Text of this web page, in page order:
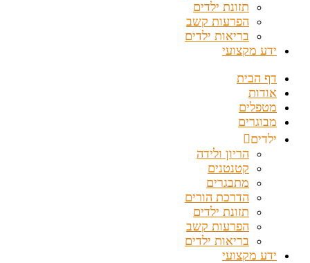
תזונת ילדים
הפרעות קשב
בריאות ילדים
ידע מקצועי
דף הבית
אודות
מטפלים
מבוגרים
ילדים
הריון ולידה
קטנטנים
מתבגרים
הדרכת הורים
תזונת ילדים
הפרעות קשב
בריאות ילדים
ידע מקצועי